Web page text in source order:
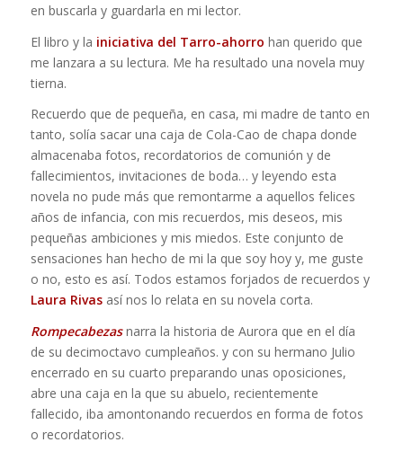
en buscarla y guardarla en mi lector.
El libro y la iniciativa del Tarro-ahorro han querido que
me lanzara a su lectura. Me ha resultado una novela muy
tierna.
Recuerdo que de pequeña, en casa, mi madre de tanto en
tanto, solía sacar una caja de Cola-Cao de chapa donde
almacenaba fotos, recordatorios de comunión y de
fallecimientos, invitaciones de boda… y leyendo esta
novela no pude más que remontarme a aquellos felices
años de infancia, con mis recuerdos, mis deseos, mis
pequeñas ambiciones y mis miedos. Este conjunto de
sensaciones han hecho de mi la que soy hoy y, me guste
o no, esto es así. Todos estamos forjados de recuerdos y
Laura Rivasasí nos lo relata en su novela corta.
Rompecabezasnarra la historia de Aurora que en el día
de su decimoctavo cumpleaños. y con su hermano Julio
encerrado en su cuarto preparando unas oposiciones,
abre una caja en la que su abuelo, recientemente
fallecido, iba amontonando recuerdos en forma de fotos
o recordatorios.